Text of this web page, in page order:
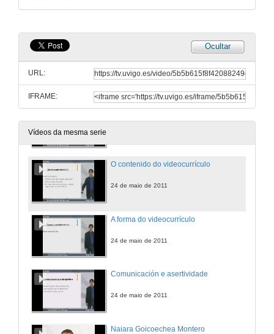
Ocultar
URL:
IFRAME:
Vídeos da mesma serie
Cómo crear o teu videocurriculo
29 de xul. de 2011
Introducción ó videocurrículo
O contenido do videocurrículo
24 de maio de 2011
A forma do videocurrículo
24 de maio de 2011
Comunicación e asertividade
24 de maio de 2011
Naiara Goicoechea Montero